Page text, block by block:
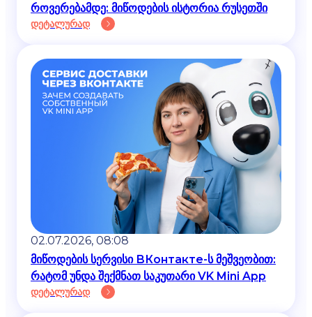
როვერებამდე: მიწოდების ისტორია რუსეთში
დეტალურად
02.07.2026, 08:08
მიწოდების სერვისი ВКонтакте-ს მეშვეობით:
რატომ უნდა შექმნათ საკუთარი VK Mini App
დეტალურად